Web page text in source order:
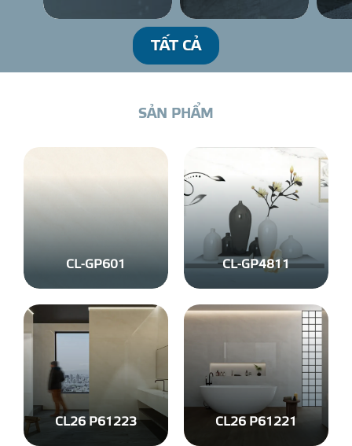
KÊNH PHÂN
TIN SỰ KIỆN
TIN CHUYÊN MÔN
LIÊN HỆ - TƯ
TẤT CẢ
SẢN PHẨM
CL-GP601 CL-GP4811
CL26 P61223 CL26 P61221